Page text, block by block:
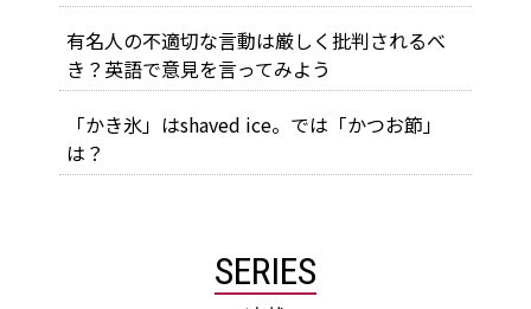
有名人の不適切な言動は厳しく批判されるべ
き？英語で意見を言ってみよう
「かき氷」はshaved ice。では「かつお節」
は？
SERIES